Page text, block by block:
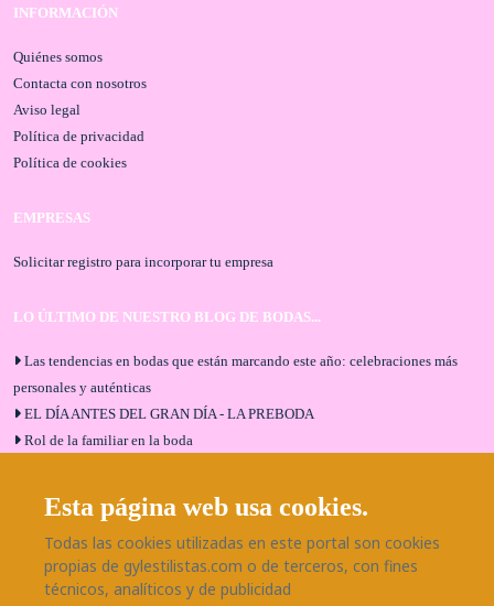
INFORMACIÓN
Quiénes somos
Contacta con nosotros
Aviso legal
Política de privacidad
Política de cookies
EMPRESAS
Solicitar registro para incorporar tu empresa
LO ÚLTIMO DE NUESTRO BLOG DE BODAS...
Las tendencias en bodas que están marcando este año: celebraciones más
personales y auténticas
EL DÍA ANTES DEL GRAN DÍA - LA PREBODA
Rol de la familiar en la boda
Bodas en Alhaurín de la Torre: entrevista exclusiva con Bodaeventos
Málaga
¿Cómo será tu boda?
Blog de bodas
Esta página web usa cookies.
Todas las cookies utilizadas en este portal son cookies
propias de gylestilistas.com o de terceros, con fines
técnicos, analíticos y de publicidad